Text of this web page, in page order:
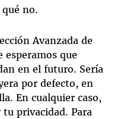
no.
Avanzada de
esperamos que
en el futuro. Sería
por defecto, en
En cualquier caso,
privacidad. Para